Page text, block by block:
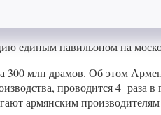
единым павильоном на
300 млн драмов. Об этом
проводится 4 раза в
армянским производителям